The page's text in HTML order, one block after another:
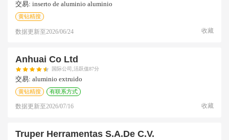
交易: inserto de aluminio aluminio
黄钻精搜
数据更新至2026/06/24 收藏
Anhuai Co Ltd
国际公司,活跃值87分
交易: aluminio extruido
黄钻精搜 有联系方式
数据更新至2026/07/16 收藏
Truper Herramentas S.a.de C.v.